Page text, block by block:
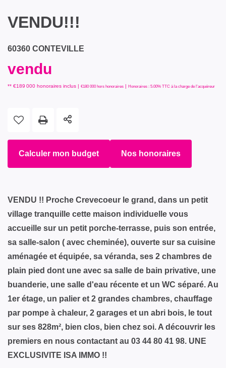
VENDU!!!
60360 CONTEVILLE
vendu
** €189 000 honoraires inclus | €180 000 hors honoraires | Honoraires : 5.00% TTC à la charge de l'acquéreur
Calculer mon budget Nos honoraires
VENDU !! Proche Crevecoeur le grand, dans un petit
village tranquille cette maison individuelle vous
accueille sur un petit porche-terrasse, puis son entrée,
sa salle-salon ( avec cheminée), ouverte sur sa cuisine
aménagée et équipée, sa véranda, ses 2 chambres de
plain pied dont une avec sa salle de bain privative, une
buanderie, une salle d'eau récente et un WC séparé. Au
1er étage, un palier et 2 grandes chambres, chauffage
par pompe à chaleur, 2 garages et un abri bois, le tout
sur ses 828m², bien clos, bien chez soi. A découvrir les
premiers en nous contactant au 03 44 80 41 98. UNE
EXCLUSIVITE ISA IMMO !!